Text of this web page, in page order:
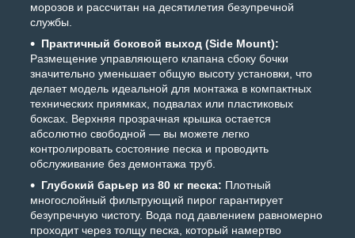
морозов и рассчитан на десятилетия безупречной
службы.
Практичный боковой выход (Side Mount):
Размещение управляющего клапана сбоку бочки
значительно уменьшает общую высоту установки, что
делает модель идеальной для монтажа в компактных
технических приямках, подвалах или пластиковых
боксах. Верхняя прозрачная крышка остается
абсолютно свободной — вы можете легко
контролировать состояние песка и проводить
обслуживание без демонтажа труб.
Глубокий барьер из 80 кг песка: Плотный
многослойный фильтрующий пирог гарантирует
безупречную чистоту. Вода под давлением равномерно
проходит через толщу песка, который намертво